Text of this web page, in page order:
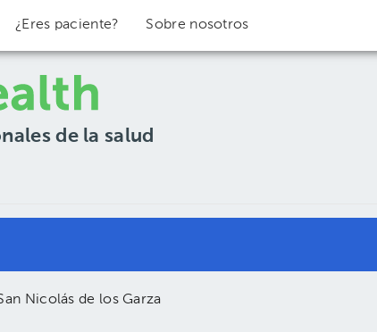
¿Eres paciente? Sobre nosotros
de la salud
Nicolás de los Garza